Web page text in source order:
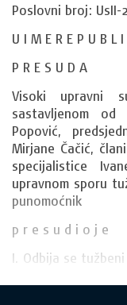
Poslovni broj: UsII-
U I M E R E P U B L
P R E S U D A
Visoki upravni
sastavljenom
Popović,
Mirjane Čačić,
specijalistice
upravnom sporu
punomoćnik
p r e s u d i o j e
I. Odbija se